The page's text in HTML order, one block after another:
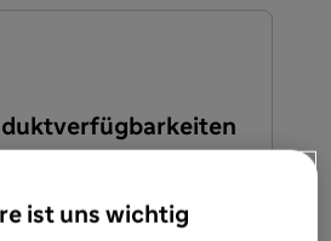
verfügbar ist? Dann
hier vorbei!
ist uns wichtig